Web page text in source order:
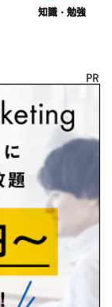
知識・勉強
PR